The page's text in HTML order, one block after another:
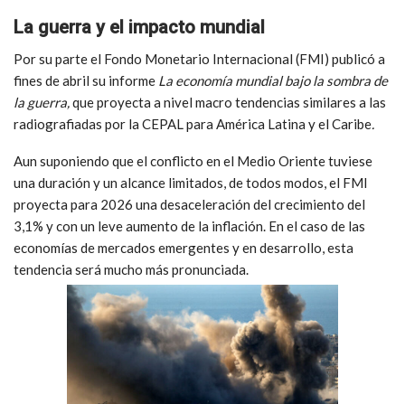
La guerra y el impacto mundial
Por su parte el Fondo Monetario Internacional (FMI) publicó a
fines de abril su informe La economía mundial bajo la sombra de
la guerra, que proyecta a nivel macro tendencias similares a las
radiografiadas por la CEPAL para América Latina y el Caribe
Aun suponiendo que el conflicto en el Medio Oriente tuviese
una duración y un alcance limitados, de todos modos, el FMI
proyecta para 2026 una desaceleración del crecimiento del
3,1% y con un leve aumento de la inflación. En el caso de las
economías de mercados emergentes y en desarrollo, esta
tendencia será mucho más pronunciada.